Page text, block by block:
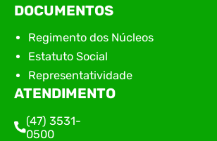
DOCUMENTOS
Regimento dos Núcleos
Estatuto Social
Representatividade
ATENDIMENTO
(47) 3531-
0500